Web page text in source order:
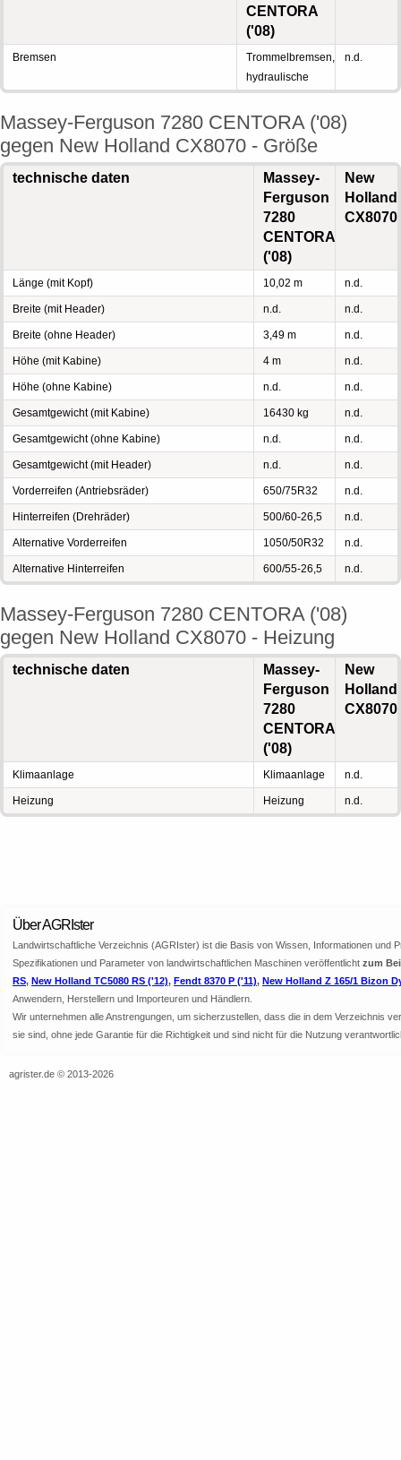
CENTORA
('08)
Bremsen
Trommelbremsen,
hydraulische
n.d.
Massey-Ferguson 7280 CENTORA ('08)
gegen New Holland CX8070 - Größe
technische daten
Massey-
Ferguson
7280
CENTORA
('08)
New
Holland
CX8070
Länge (mit Kopf) 10,02 m n.d.
Breite (mit Header) n.d. n.d.
Breite (ohne Header) 3,49 m n.d.
Höhe (mit Kabine) 4 m n.d.
Höhe (ohne Kabine) n.d. n.d.
Gesamtgewicht (mit Kabine) 16430 kg n.d.
Gesamtgewicht (ohne Kabine) n.d. n.d.
Gesamtgewicht (mit Header) n.d. n.d.
Vorderreifen (Antriebsräder) 650/75R32 n.d.
Hinterreifen (Drehräder) 500/60-26,5 n.d.
Alternative Vorderreifen 1050/50R32 n.d.
Alternative Hinterreifen 600/55-26,5 n.d.
Massey-Ferguson 7280 CENTORA ('08)
gegen New Holland CX8070 - Heizung
technische daten
Massey-
Ferguson
7280
CENTORA
('08)
New
Holland
CX8070
Klimaanlage Klimaanlage n.d.
Heizung Heizung n.d.
Über AGRIster
Landwirtschaftliche Verzeichnis (AGRIster) ist die Basis von Wissen, Informationen
Spezifikationen und Parameter von landwirtschaftlichen Maschinen veröffentlicht zum
RS, New Holland TC5080 RS ('12), Fendt 8370 P ('11), New Holland Z 165/1 Bizon
Anwendern, Herstellern und Importeuren und Händlern.
Wir unternehmen alle Anstrengungen, um sicherzustellen, dass die in dem Verzeichnis
sie sind, ohne jede Garantie für die Richtigkeit und sind nicht für die Nutzung
agrister.de © 2013-2026